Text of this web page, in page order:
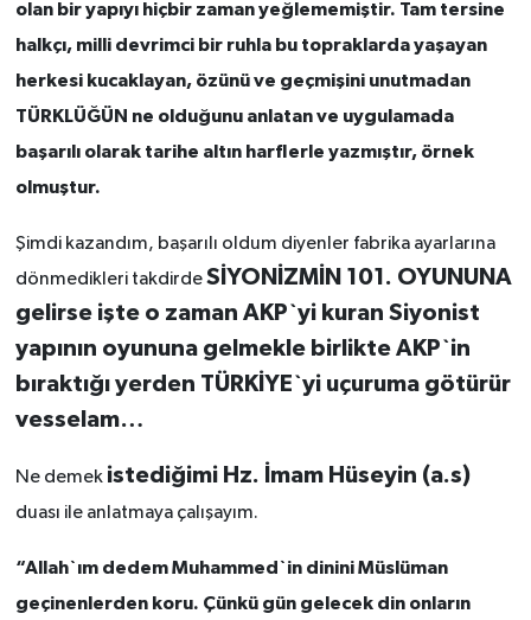
olan bir yapıyı hiçbir zaman yeğlememiştir. Tam tersine
halkçı, milli devrimci bir ruhla bu topraklarda yaşayan
herkesi kucaklayan, özünü ve geçmişini unutmadan
TÜRKLÜĞÜN ne olduğunu anlatan ve uygulamada
başarılı olarak tarihe altın harflerle yazmıştır, örnek
olmuştur.
Şimdi kazandım, başarılı oldum diyenler fabrika ayarlarına
dönmedikleri takdirdeSİYONİZMİN 101. OYUNUNA
gelirse işte o zaman AKP`yi kuran Siyonist
yapının oyununa gelmekle birlikte AKP`in
bıraktığı yerden TÜRKİYE`yi uçuruma götürür
vesselam…
Ne demek istediğimi Hz. İmam Hüseyin (a.s)
duası ile anlatmaya çalışayım.
“Allah`ım dedem Muhammed`in dinini Müslüman
geçinenlerden koru. Çünkü gün gelecek din onların